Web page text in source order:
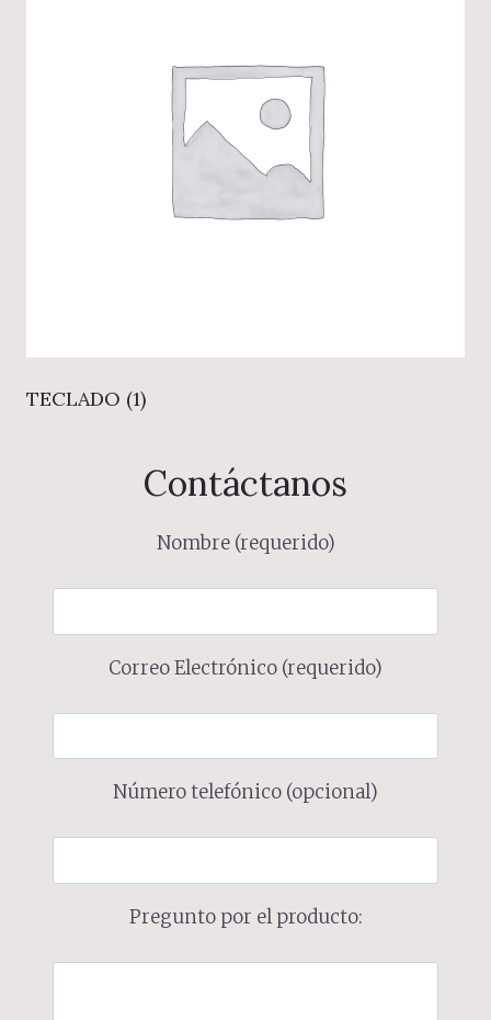
TECLADO (1)
Contáctanos
Nombre (requerido)
Correo Electrónico (requerido)
Número telefónico (opcional)
Pregunto por el producto: